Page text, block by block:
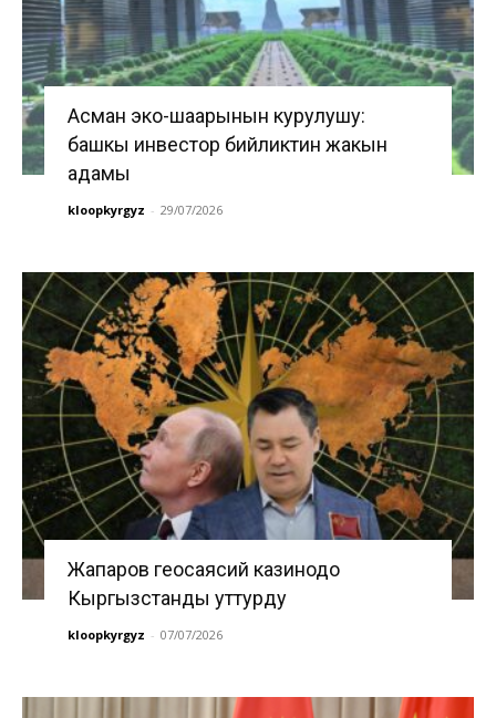
Асман эко-шаарынын курулушу:
башкы инвестор бийликтин жакын
адамы
kloopkyrgyz - 29/07/2026
Жапаров геосаясий казинодо
Кыргызстанды уттурду
kloopkyrgyz - 07/07/2026